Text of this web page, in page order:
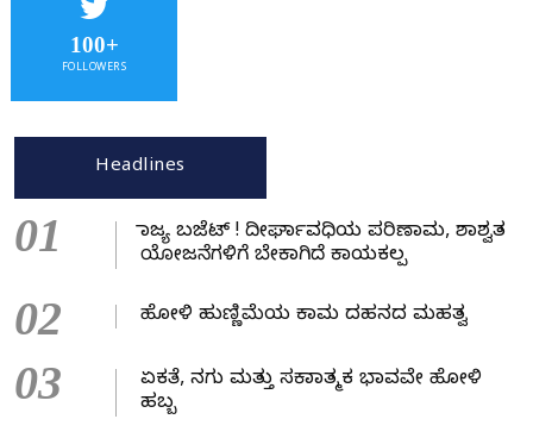
100+
FOLLOWERS
Headlines
01
ರಾಜ್ಯ ಬಜೆಟ್ ! ದೀರ್ಘಾವಧಿಯ ಪರಿಣಾಮ, ಶಾಶ್ವತ
ಯೋಜನೆಗಳಿಗೆ ಬೇಕಾಗಿದೆ ಕಾಯಕಲ್ಪ
02 ಹೋಳಿ ಹುಣ್ಣಿಮೆಯ ಕಾಮ ದಹನದ ಮಹತ್ವ
03
ಏಕತೆ, ನಗು ಮತ್ತು ಸಕಾರಾತ್ಮಕ ಭಾವವೇ ಹೋಳಿ
ಹಬ್ಬ